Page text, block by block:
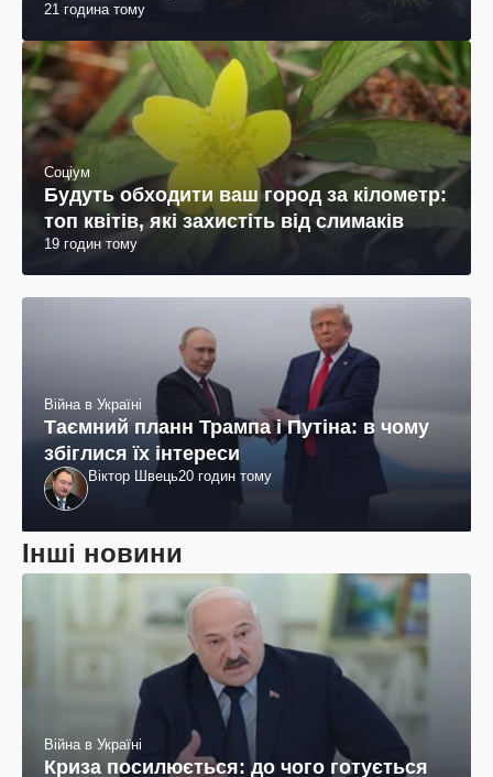
21 година тому
Соціум
Будуть обходити ваш город за кілометр:
топ квітів, які захистіть від слимаків
19 годин тому
Війна в Україні
Таємний планн Трампа і Путіна: в чому
збіглися їх інтереси
Віктор Швець20 годин тому
Інші новини
Війна в Україні
Криза посилюється: до чого готується